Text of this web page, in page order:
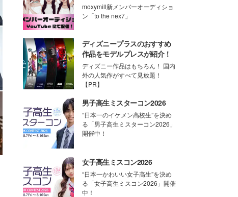
moxymill新メンバーオーディショ
ン「to the nex7」
ディズニープラスのおすすめ
作品をモデルプレスが紹介！
ディズニー作品はもちろん！ 国内
外の人気作がすべて見放題！
【PR】
男子高生ミスターコン2026
“日本一のイケメン高校生”を決め
る「男子高生ミスターコン2026」
開催中！
女子高生ミスコン2026
“日本一かわいい女子高生”を決め
る「女子高生ミスコン2026」開催
中！